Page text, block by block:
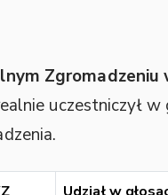
Zgromadzeniu
uczestniczył w